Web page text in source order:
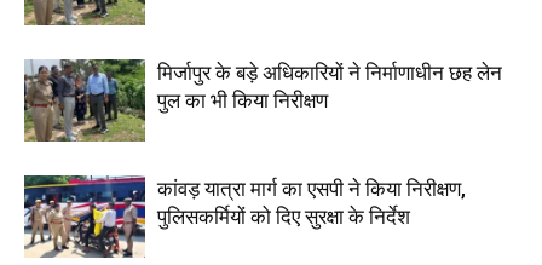
मिर्जापुर के बड़े अधिकारियों ने निर्माणाधीन छह लेन
पुल का भी किया निरीक्षण
कांवड़ यात्रा मार्ग का एसपी ने किया निरीक्षण,
पुलिसकर्मियों को दिए सुरक्षा के निर्देश